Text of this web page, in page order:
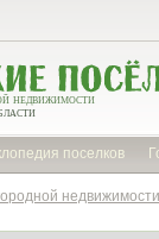
недвижимости
поселков
недвижимости